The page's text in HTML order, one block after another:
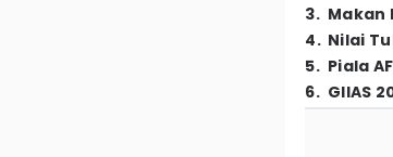
3. Makan
4. Nilai
5. Piala
6. GIIAS